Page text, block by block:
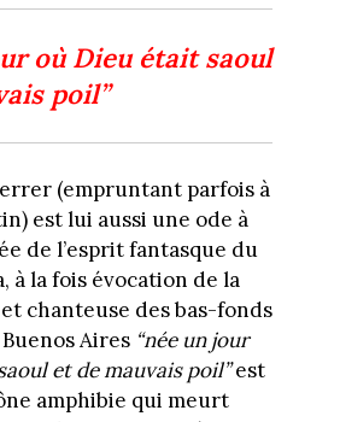
où Dieu était saoul
poil”
(empruntant parfois à
est lui aussi une ode à
de l’esprit fantasque du
à la fois évocation de la
chanteuse des bas-fonds
Aires “née un jour
et de mauvais poil”est
amphibie qui meurt